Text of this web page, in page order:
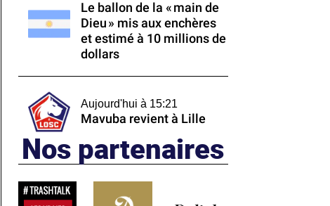
Le ballon de la « main de
Dieu » mis aux enchères
et estimé à 10 millions de
dollars
Aujourd'hui à 15:21
Mavuba revient à Lille
Nos partenaires